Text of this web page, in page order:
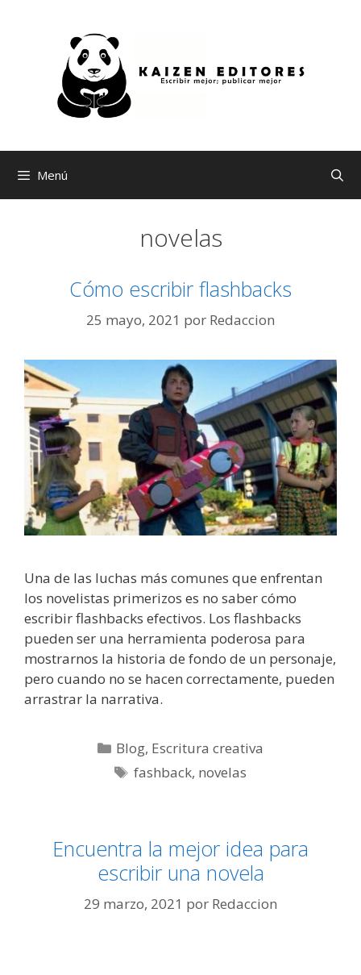
Menú
novelas
Cómo escribir flashbacks
25 mayo, 2021 por Redaccion
Una de las luchas más comunes que enfrentan
los novelistas primerizos es no saber cómo
escribir flashbacks efectivos. Los flashbacks
pueden ser una herramienta poderosa para
mostrarnos la historia de fondo de un personaje,
pero cuando no se hacen correctamente, pueden
arrastrar la narrativa.
Categorías
Blog, Escritura creativa
Etiquetas
fashback, novelas
Encuentra la mejor idea para
escribir una novela
29 marzo, 2021 por Redaccion